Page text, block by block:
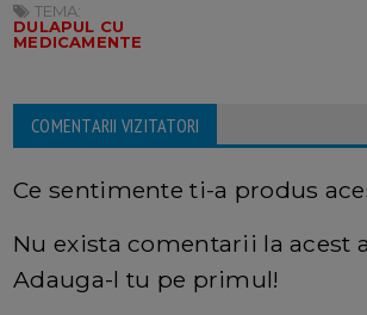
TEMA:
DULAPUL CU
MEDICAMENTE
COMENTARII VIZITATORI
Ce sentimente ti-a produs
Nu exista comentarii la acest
Adauga-l tu pe primul!